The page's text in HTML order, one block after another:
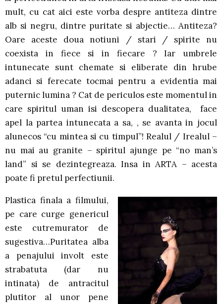
mult, cu cat aici este vorba despre antiteza dintre
alb si negru, dintre puritate si abjectie… Antiteza?
Oare aceste doua notiuni / stari / spirite nu
coexista in fiece si in fiecare ? Iar umbrele
intunecate sunt chemate si eliberate din hrube
adanci si ferecate tocmai pentru a evidentia mai
puternic lumina ? Cat de periculos este momentul in
care spiritul uman isi descopera dualitatea, face
apel la partea intunecata a sa, , se avanta in jocul
alunecos “cu mintea si cu timpul”! Realul / Irealul –
nu mai au granite – spiritul ajunge pe “no man’s
land” si se dezintegreaza. Insa in ARTA – acesta
poate fi pretul perfectiunii.
Plastica finala a filmului,
pe care curge genericul
este cutremurator de
sugestiva…Puritatea alba
a penajului involt este
strabatuta (dar nu
intinata) de antracitul
plutitor al unor pene